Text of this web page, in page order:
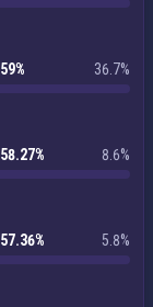
59% 36.7%
58.27% 8.6%
57.36% 5.8%